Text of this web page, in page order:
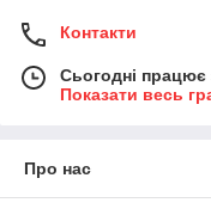
Контакти
Сьогодні працює
Показати весь
Про нас